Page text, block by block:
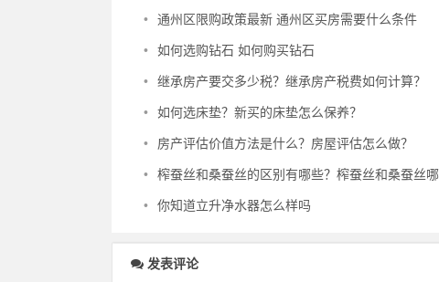
• 通州区限购政策最新 通州区买房需要什么条件
• 如何选购钻石 如何购买钻石
• 继承房产要交多少税？继承房产税费如何计算？
• 如何选床垫？新买的床垫怎么保养？
• 房产评估价值方法是什么？房屋评估怎么做？
• 榨蚕丝和桑蚕丝的区别有哪些？榨蚕丝和桑蚕丝哪个好
• 你知道立升净水器怎么样吗
发表评论